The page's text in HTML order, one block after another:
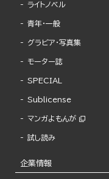
ライトノベル
青年・一般
グラビア・写真集
モーター誌
SPECIAL
Sublicense
マンガよもんが
試し読み
企業情報